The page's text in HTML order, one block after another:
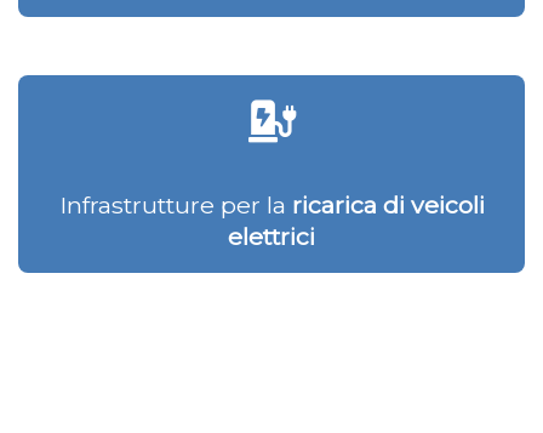
Infrastrutture per la ricarica di veicoli
elettrici